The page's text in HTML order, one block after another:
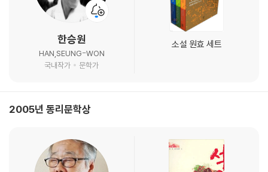
한승원
HAN,SEUNG-WON
국내작가
문학가
소설 원효 세트
2005년 동리문학상